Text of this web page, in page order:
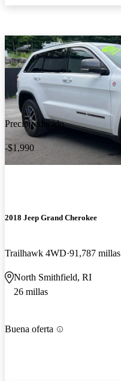
Precio reducido
-$1,990
2018 Jeep Grand Cherokee
Trailhawk 4WD 91,787 millas
North Smithfield, RI
26 millas
Buena oferta